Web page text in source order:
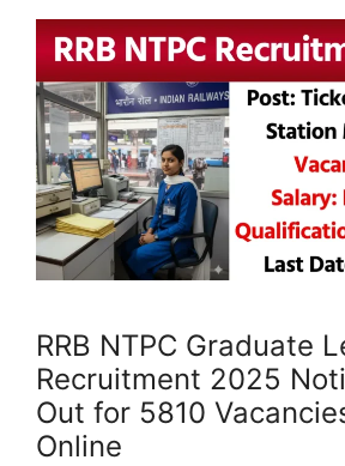
RRB NTPC Graduate
Recruitment 2025
Out for 5810
Online